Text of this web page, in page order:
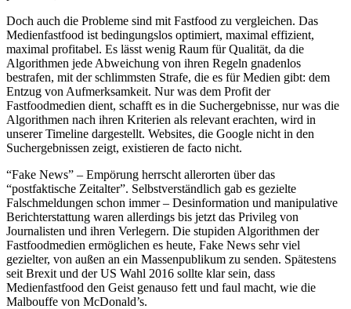
Doch auch die Probleme sind mit Fastfood zu vergleichen. Das
Medienfastfood ist bedingungslos optimiert, maximal effizient,
maximal profitabel. Es lässt wenig Raum für Qualität, da die
Algorithmen jede Abweichung von ihren Regeln gnadenlos
bestrafen, mit der schlimmsten Strafe, die es für Medien gibt: dem
Entzug von Aufmerksamkeit. Nur was dem Profit der
Fastfoodmedien dient, schafft es in die Suchergebnisse, nur was die
Algorithmen nach ihren Kriterien als relevant erachten, wird in
unserer Timeline dargestellt. Websites, die Google nicht in den
Suchergebnissen zeigt, existieren de facto nicht.
“Fake News” – Empörung herrscht allerorten über das
“postfaktische Zeitalter”. Selbstverständlich gab es gezielte
Falschmeldungen schon immer – Desinformation und manipulative
Berichterstattung waren allerdings bis jetzt das Privileg von
Journalisten und ihren Verlegern. Die stupiden Algorithmen der
Fastfoodmedien ermöglichen es heute, Fake News sehr viel
gezielter, von außen an ein Massenpublikum zu senden. Spätestens
seit Brexit und der US Wahl 2016 sollte klar sein, dass
Medienfastfood den Geist genauso fett und faul macht, wie die
Malbouffe von McDonald’s.